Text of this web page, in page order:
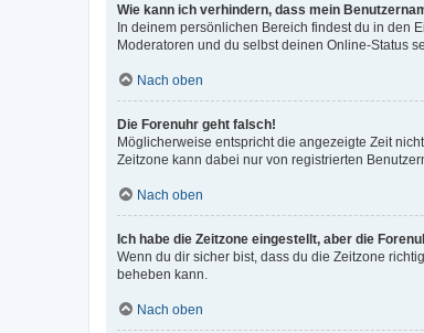
Wie kann ich verhindern, dass mein
In deinem persönlichen Bereich findest du in den
Moderatoren und du selbst deinen Online-Status
Nach oben
Die Forenuhr geht falsch!
Möglicherweise entspricht die angezeigte Zeit
Zeitzone kann dabei nur von registrierten
Nach oben
Ich habe die Zeitzone eingestellt, aber die
Wenn du dir sicher bist, dass du die Zeitzone
beheben kann.
Nach oben